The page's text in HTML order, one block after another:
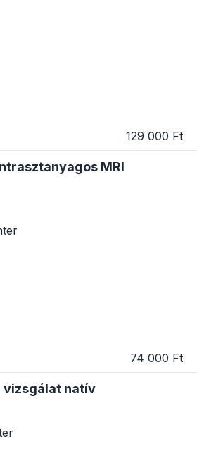
129 000 Ft
MRI
74 000 Ft
vizsgálat natív